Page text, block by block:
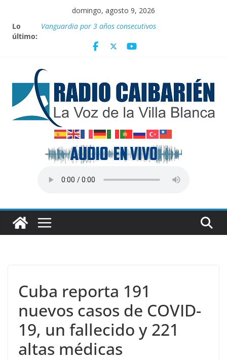
contenido
domingo, agosto 9, 2026
Lo
último:
Por el pedraplén en cita con la historia
Nuevos beneficios fiscales para impulsar las energías
Nota oficial del Gobierno Provincial de Villa Clara
Cuba reporta 191
nuevos casos de COVID-
19, un fallecido y 221
altas médicas